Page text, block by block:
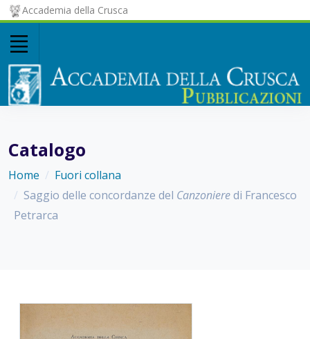
Accademia della Crusca
Catalogo
Home
Fuori collana
Saggio delle concordanze del Canzonieredi Francesco
Petrarca